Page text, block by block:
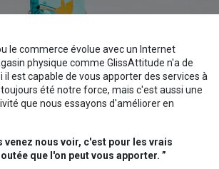
le commerce évolue avec un Internet
physique comme GlissAttitude n'a de
il est capable de vous apporter des services à
été notre force, mais c'est aussi une
que nous essayons d'améliorer en
venez nous voir, c'est pour les vrais
que l'on peut vous apporter. ”